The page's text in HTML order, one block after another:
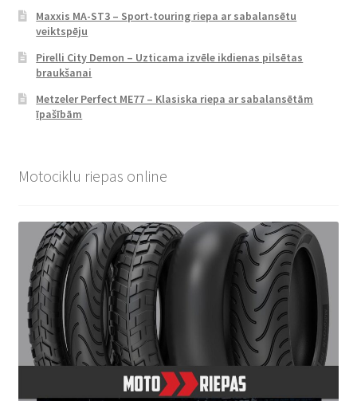
Maxxis MA-ST3 – Sport-touring riepa ar sabalansētu
veiktspēju
Pirelli City Demon – Uzticama izvēle ikdienas pilsētas
braukšanai
Metzeler Perfect ME77 – Klasiska riepa ar sabalansētām
īpašībām
Motociklu riepas online